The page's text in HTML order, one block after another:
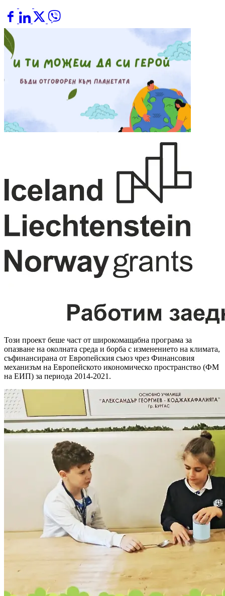
Този проект беше част от широкомащабна програма за
опазване на околната среда и борба с изменението на климата,
съфинансирана от Европейския съюз чрез Финансовия
механизъм на Европейското икономическо пространство (ФМ
на ЕИП) за периода 2014-2021.